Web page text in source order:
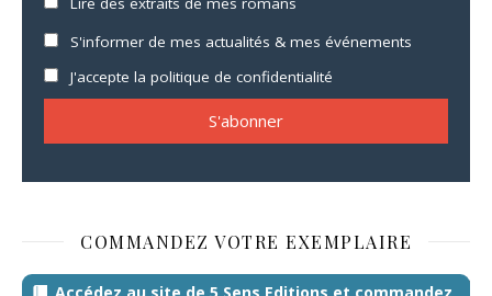
S'informer de mes actualités & mes événements
J'accepte la politique de confidentialité
COMMANDEZ VOTRE EXEMPLAIRE